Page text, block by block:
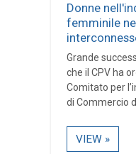
Donne
femminile
Grande
che il CPV ha
Comitato per
di Commercio
VIEW »